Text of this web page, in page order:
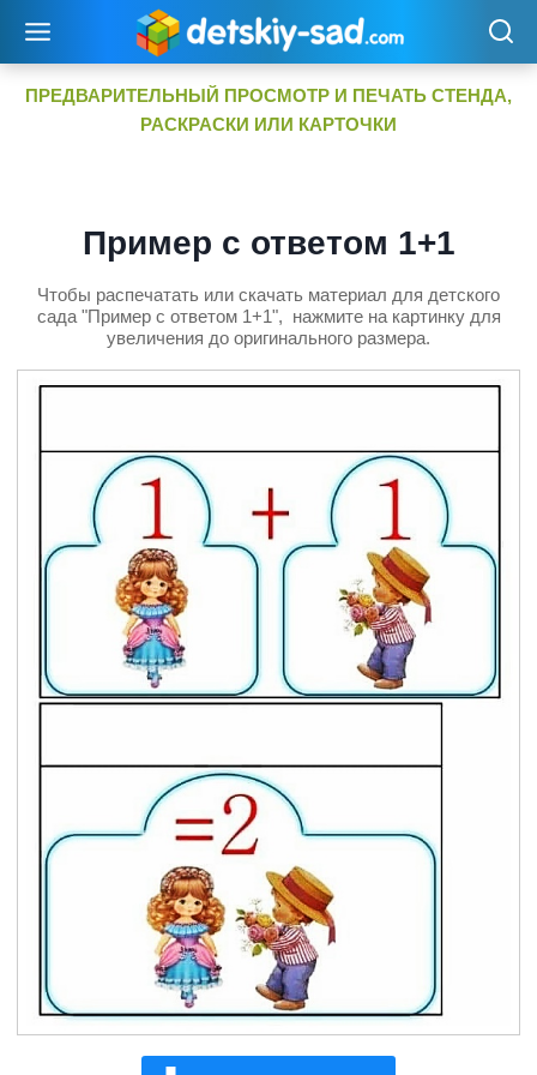
содержимому
ПРЕДВАРИТЕЛЬНЫЙ ПРОСМОТР И ПЕЧАТЬ СТЕНДА,
РАСКРАСКИ ИЛИ КАРТОЧКИ
Пример с ответом 1+1
Чтобы распечатать или скачать материал для детского
сада "Пример с ответом 1+1", нажмите на картинку для
увеличения до оригинального размера.